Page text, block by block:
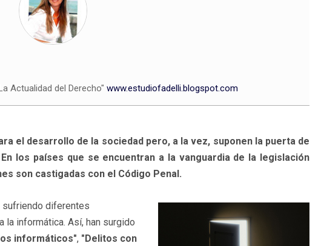
Actualidad del Derecho" www.estudiofadelli.blogspot.com
el desarrollo de la sociedad pero, a la vez, suponen la puerta de
los países que se encuentran a la vanguardia de la legislación
son castigadas con el Código Penal.
sufriendo diferentes
la informática. Así, han surgido
informáticos", "Delitos con